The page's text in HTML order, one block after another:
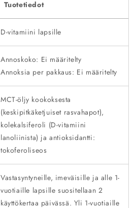
Tuotetiedot
D-vitamiini lapsille
Annoskoko: Ei määritelty
Annoksia per pakkaus: Ei määritelty
MCT-öljy kookoksesta
(keskipitkäketjuiset rasvahapot),
kolekalsiferoli (D-vitamiini
lanoliinista) ja antioksidantti:
tokoferoliseos
Vastasyntyneille, imeväisille ja alle 1-
vuotiaille lapsille suositellaan 2
käyttökertaa päivässä. Yli 1-vuotiaille